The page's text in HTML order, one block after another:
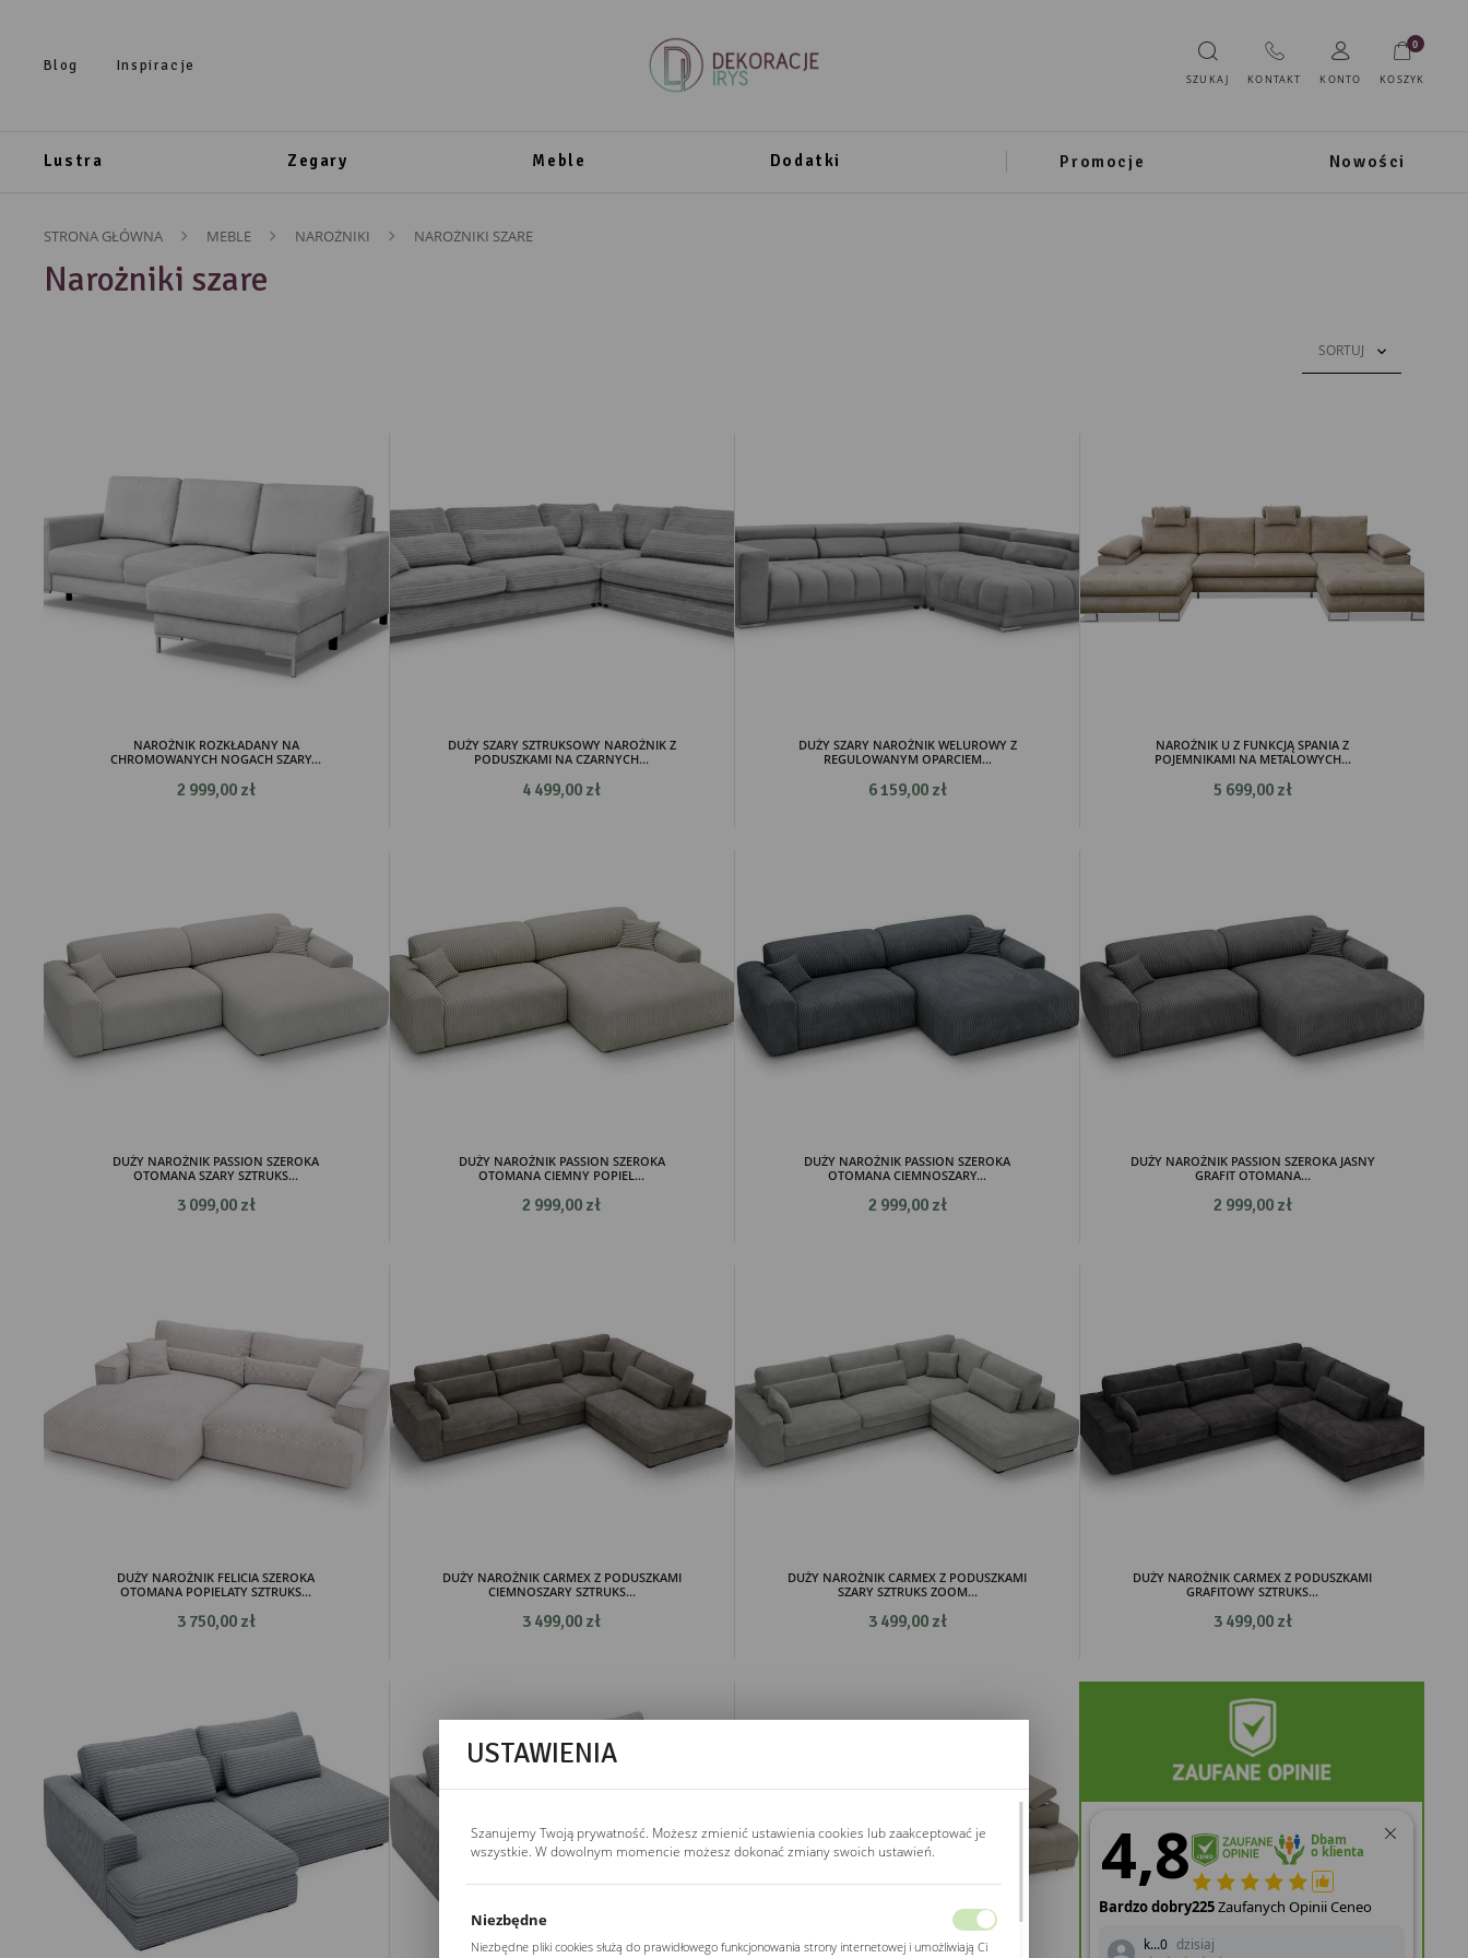
Blog Inspiracje
SZUKAJ KONTAKT KONTO KOSZYK
0
Lustra Zegary Meble Dodatki Promocje Nowości
STRONA GŁÓWNA MEBLE NAROŻNIKI NAROŻNIKI SZARE
Narożniki szare
SORTUJ
NAROŻNIK ROZKŁADANY NA
CHROMOWANYCH NOGACH SZARY...
2 999,00 zł
DUŻY SZARY SZTRUKSOWY NAROŻNIK Z
PODUSZKAMI NA CZARNYCH...
4 499,00 zł
DUŻY SZARY NAROŻNIK WELUROWY Z
REGULOWANYM OPARCIEM...
6 159,00 zł
NAROŻNIK U Z FUNKCJĄ SPANIA Z
POJEMNIKAMI NA METALOWYCH...
5 699,00 zł
DUŻY NAROŻNIK PASSION SZEROKA
OTOMANA SZARY SZTRUKS...
3 099,00 zł
DUŻY NAROŻNIK PASSION SZEROKA
OTOMANA CIEMNY POPIEL...
2 999,00 zł
DUŻY NAROŻNIK PASSION SZEROKA
OTOMANA CIEMNOSZARY...
2 999,00 zł
DUŻY NAROŻNIK PASSION SZEROKA JASNY
GRAFIT OTOMANA...
2 999,00 zł
DUŻY NAROŻNIK FELICIA SZEROKA
OTOMANA POPIELATY SZTRUKS...
3 750,00 zł
DUŻY NAROŻNIK CARMEX Z PODUSZKAMI
CIEMNOSZARY SZTRUKS...
3 499,00 zł
DUŻY NAROŻNIK CARMEX Z PODUSZKAMI
SZARY SZTRUKS ZOOM...
3 499,00 zł
DUŻY NAROŻNIK CARMEX Z PODUSZKAMI
GRAFITOWY SZTRUKS...
3 499,00 zł
USTAWIENIA
Szanujemy Twoją prywatność. Możesz zmienić ustawienia cookies lub zaakceptować je
wszystkie. W dowolnym momencie możesz dokonać zmiany swoich ustawień.
Niezbędne
Niezbędne pliki cookies służą do prawidłowego funkcjonowania strony internetowej i umożliwiają Ci